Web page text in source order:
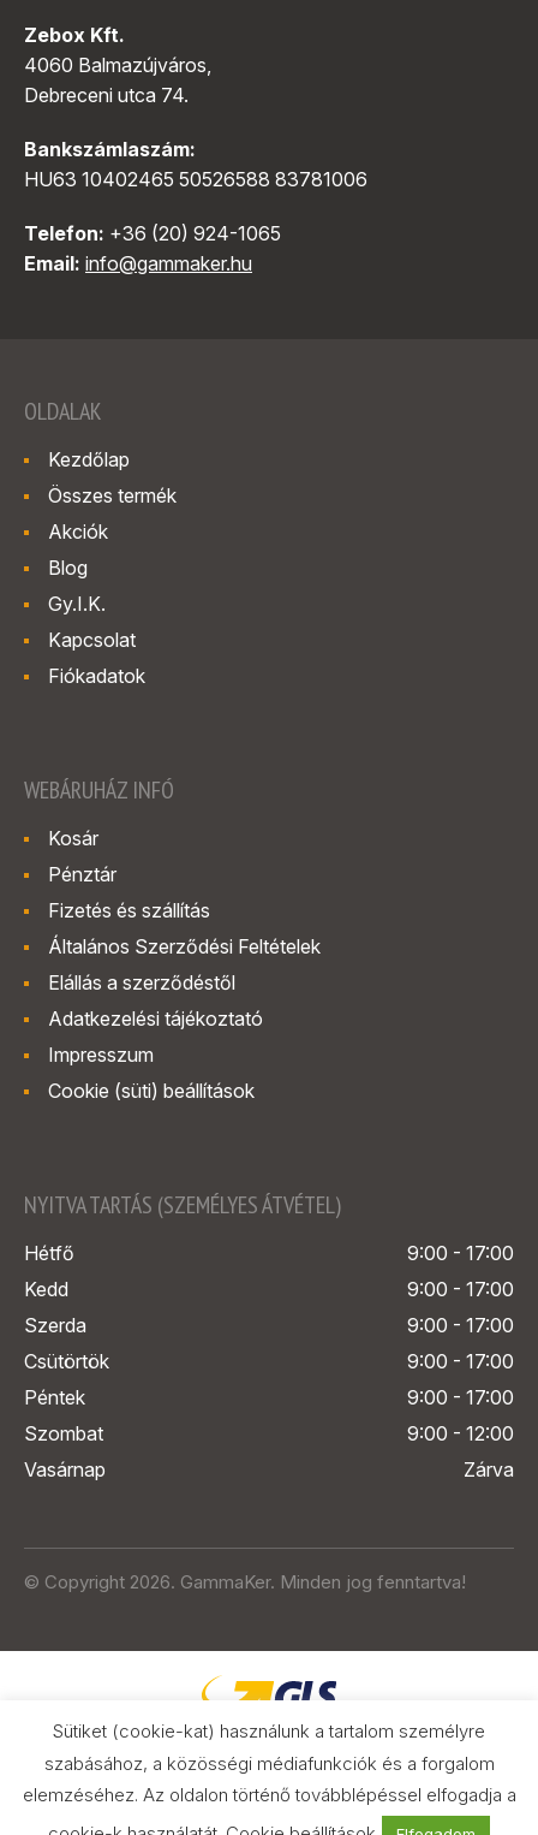
Zebox Kft.
4060 Balmazújváros,
Debreceni utca 74.
Bankszámlaszám:
HU63 10402465 50526588 83781006
Telefon: +36 (20) 924-1065
Email: info@gammaker.hu
OLDALAK
Kezdőlap
Összes termék
Akciók
Blog
Gy.I.K.
Kapcsolat
Fiókadatok
WEBÁRUHÁZ INFÓ
Kosár
Pénztár
Fizetés és szállítás
Általános Szerződési Feltételek
Elállás a szerződéstől
Adatkezelési tájékoztató
Impresszum
Cookie (süti) beállítások
NYITVA TARTÁS (SZEMÉLYES ÁTVÉTEL)
Hétfő
9:00 - 17:00
Kedd
9:00 - 17:00
Szerda
9:00 - 17:00
Csütörtök
9:00 - 17:00
Péntek
9:00 - 17:00
Szombat
9:00 - 12:00
Vasárnap
Zárva
© Copyright 2026. GammaKer. Minden jog fenntartva!
Árak és paraméterek összehasonlítása
Sütiket (cookie-kat) használunk a tartalom személyre
szabásához, a közösségi médiafunkciók és a forgalom
elemzéséhez. Az oldalon történő továbblépéssel elfogadja a